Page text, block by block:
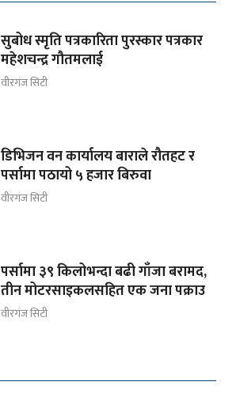
सुबोध स्मृति पत्रकारिता पुरस्कार पत्रकार
महेशचन्द्र गौतमलाई
वीरगंज सिटी
डिभिजन वन कार्यालय बाराले रौतहट र
पर्सामा पठायो ५ हजार बिरुवा
वीरगंज सिटी
पर्सामा ३९ किलोभन्दा बढी गाँजा बरामद,
तीन मोटरसाइकलसहित एक जना पक्राउ
वीरगंज सिटी